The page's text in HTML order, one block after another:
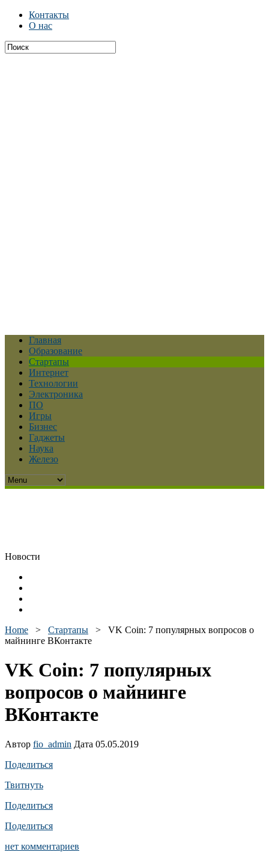
Контакты
О нас
Главная
Образование
Стартапы
Интернет
Технологии
Электроника
ПО
Игры
Бизнес
Гаджеты
Наука
Железо
Новости
Home > Стартапы > VK Coin: 7 популярных вопросов о
майнинге ВКонтакте
VK Coin: 7 популярных
вопросов о майнинге
ВКонтакте
Автор fio_admin Дата 05.05.2019
Поделиться
Твитнуть
Поделиться
Поделиться
нет комментариев